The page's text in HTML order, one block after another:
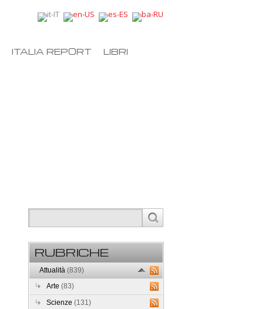
ITALIA REPORT LIBRI
RUBRICHE
Attualità(839)
Arte(83)
Scienze(131)